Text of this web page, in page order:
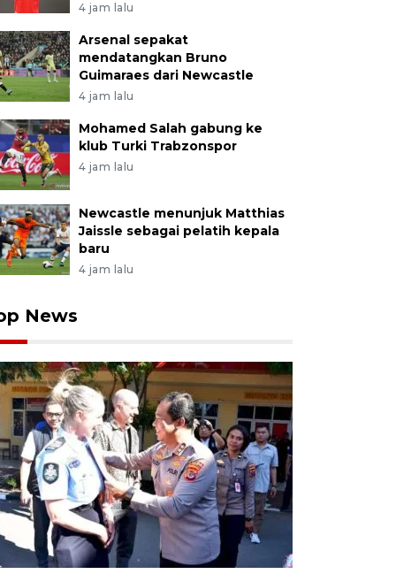
4 jam lalu
Arsenal sepakat
mendatangkan Bruno
Guimaraes dari Newcastle
4 jam lalu
Mohamed Salah gabung ke
klub Turki Trabzonspor
4 jam lalu
Newcastle menunjuk Matthias
Jaissle sebagai pelatih kepala
baru
4 jam lalu
News